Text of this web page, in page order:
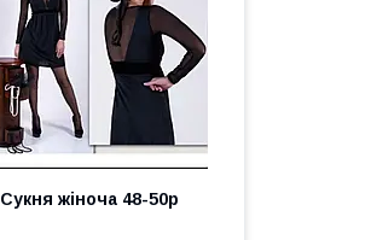
Сукня жіноча 48-50р